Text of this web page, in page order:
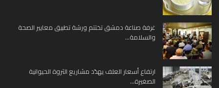
غرفة صناعة دمشق تختتم ورشة تطبيق معايير الصحة
والسلامة...
ارتفاع أسعار العلف يهدّد مشاريع الثروة الحيوانية
الصغيرة...